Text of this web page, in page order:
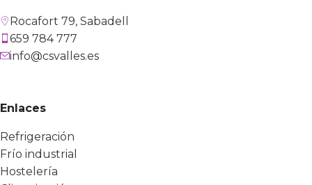
Rocafort 79, Sabadell
659 784 777
info@csvalles.es
Enlaces
Refrigeración
Frío industrial
Hostelería